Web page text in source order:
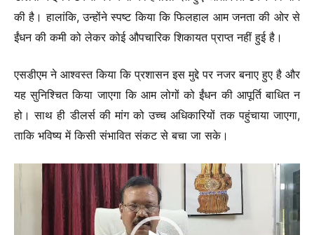
की है। हालांकि, उन्होंने स्पष्ट किया कि फिलहाल आम जनता की ओर से
ईंधन की कमी को लेकर कोई औपचारिक शिकायत प्राप्त नहीं हुई है।
एसडीएम ने आश्वस्त किया कि प्रशासन इस मुद्दे पर नजर बनाए हुए है और
यह सुनिश्चित किया जाएगा कि आम लोगों को ईंधन की आपूर्ति बाधित न
हो। साथ ही डीलर्स की मांग को उच्च अधिकारियों तक पहुंचाया जाएगा,
ताकि भविष्य में किसी संभावित संकट से बचा जा सके।
Video